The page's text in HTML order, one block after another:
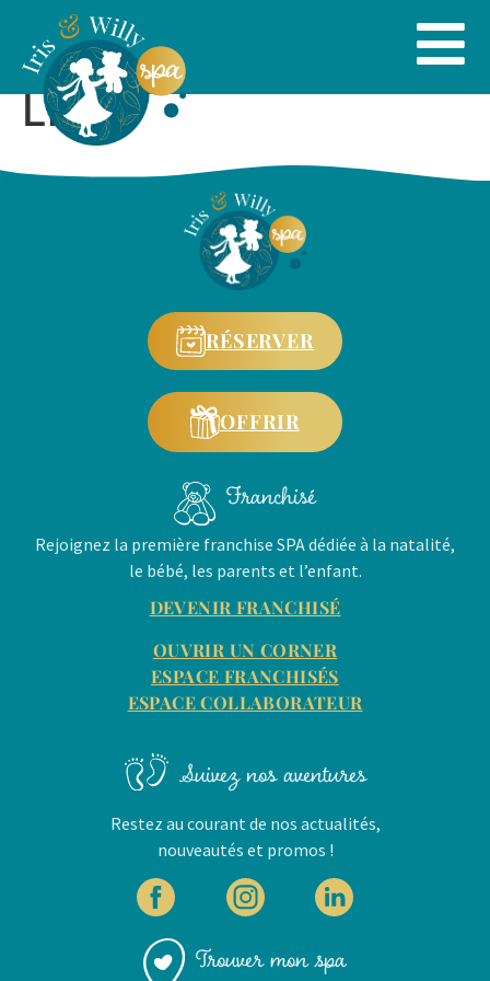
Lille
RÉSERVER
OFFRIR
Franchisé
Rejoignez la première franchise SPA dédiée à la natalité,
le bébé, les parents et l’enfant.
DEVENIR FRANCHISÉ
OUVRIR UN CORNER
ESPACE FRANCHISÉS
ESPACE COLLABORATEUR
Suivez nos aventures
Restez au courant de nos actualités,
nouveautés et promos !
Trouver mon spa